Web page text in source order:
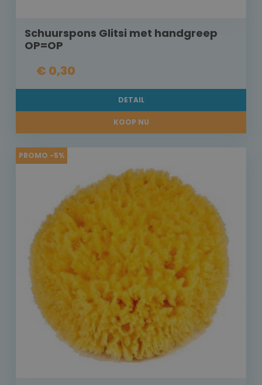
Schuurspons Glitsi met handgreep
OP=OP
€ 0,30
DETAIL
KOOP NU
PROMO -5%